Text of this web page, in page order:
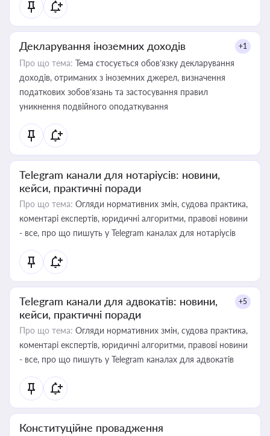
Декларування іноземних доходів +1
Про що тема: Тема стосується обов’язку декларування
доходів, отриманих з іноземних джерел, визначення
податкових зобов’язань та застосування правил
уникнення подвійного оподаткування
Telegram канали для нотаріусів: новини,
кейси, практичні поради
Про що тема: Огляди нормативних змін, судова практика,
коментарі експертів, юридичні алгоритми, правові новини
- все, про що пишуть у Telegram каналах для нотаріусів
Telegram канали для адвокатів: новини,
кейси, практичні поради
+5
Про що тема: Огляди нормативних змін, судова практика,
коментарі експертів, юридичні алгоритми, правові новини
- все, про що пишуть у Telegram каналах для адвокатів
Конституційне провадження